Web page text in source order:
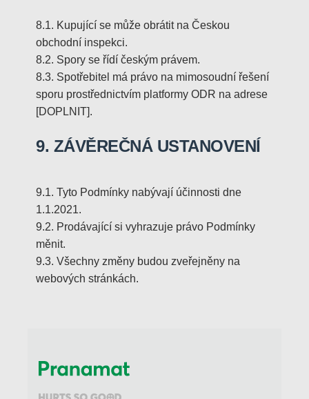
8.1. Kupující se může obrátit na Českou
obchodní inspekci.
8.2. Spory se řídí českým právem.
8.3. Spotřebitel má právo na mimosoudní řešení
sporu prostřednictvím platformy ODR na adrese
[DOPLNIT].
9. ZÁVĚREČNÁ USTANOVENÍ
9.1. Tyto Podmínky nabývají účinnosti dne
1.1.2021.
9.2. Prodávající si vyhrazuje právo Podmínky
měnit.
9.3. Všechny změny budou zveřejněny na
webových stránkách.